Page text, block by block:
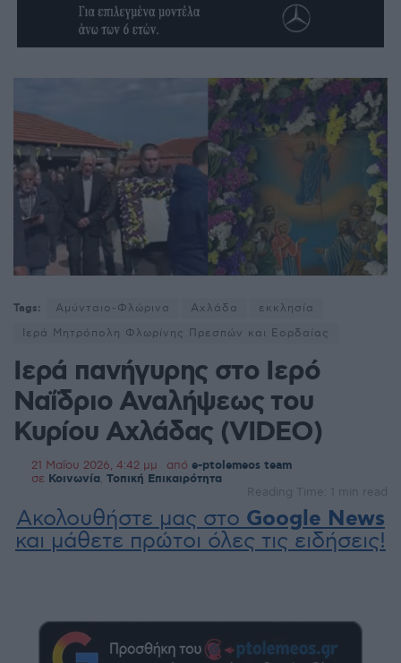
Tags: Αμύνταιο-Φλώρινα Αχλάδα
εκκλησία
Ιερά Μητρόπολη Φλωρίνης Πρεσπών και Εορδαίας
Ιερά πανήγυρης στο Ιερό
Ναΐδριο Αναλήψεως του
Κυρίου Αχλάδας (VIDEO)
21 Μαΐου 2026, 4:42 μμ από e-ptolemeos team
σε Κοινωνία Τοπική Επικαιρότητα
Reading Time: 1 min read
Ακολουθήστε μας στο Google News
και μάθετε πρώτοι όλες τις ειδήσεις!